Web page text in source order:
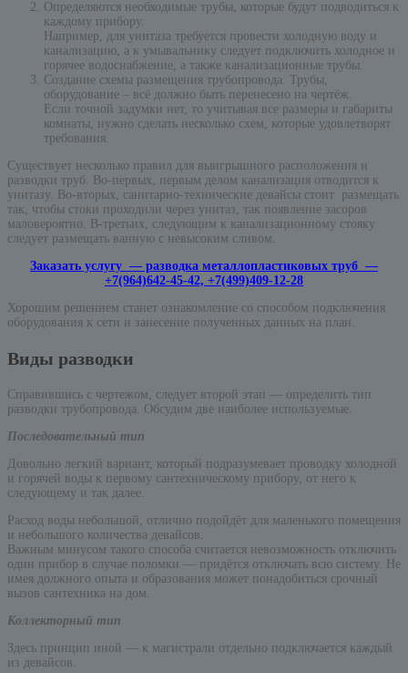
Определяются необходимые трубы, которые будут подводиться к
каждому прибору.
Например, для унитаза требуется провести холодную воду и
канализацию, а к умывальнику следует подключить холодное и
горячее водоснабжение, а также канализационные трубы.
Создание схемы размещения трубопровода. Трубы,
оборудование – всё должно быть перенесено на чертёж.
Если точной задумки нет, то учитывая все размеры и габариты
комнаты, нужно сделать несколько схем, которые удовлетворят
требования.
Существует несколько правил для выигрышного расположения и
разводки труб. Во-первых, первым делом канализация отводится к
унитазу. Во-вторых, санитарно-технические девайсы стоит размещать
так, чтобы стоки проходили через унитаз, так появление засоров
маловероятно. В-третьих, следующим к канализационному стояку
следует размещать ванную с невысоким сливом.
Заказать услугу — разводка металлопластиковых труб —
+7(964)642-45-42, +7(499)409-12-28
Хорошим решением станет ознакомление со способом подключения
оборудования к сети и занесение полученных данных на план.
Виды разводки
Справившись с чертежом, следует второй этап — определить тип
разводки трубопровода. Обсудим две наиболее используемые.
Последовательный тип
Довольно легкий вариант, который подразумевает проводку холодной
и горячей воды к первому сантехническому прибору, от него к
следующему и так далее.
Расход воды небольшой, отлично подойдёт для маленького помещения
и небольшого количества девайсов.
Важным минусом такого способа считается невозможность отключить
один прибор в случае поломки — придётся отключать всю систему. Не
имея должного опыта и образования может понадобиться срочный
вызов сантехника на дом.
Коллекторный тип
Здесь принцип иной — к магистрали отдельно подключается каждый
из девайсов.